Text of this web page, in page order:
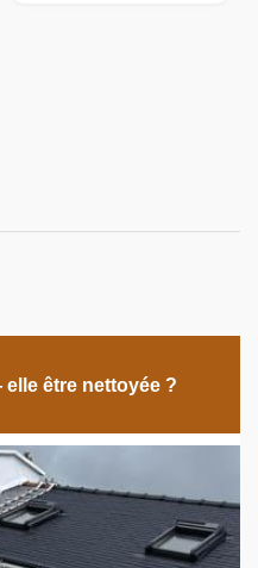
être nettoyée ?